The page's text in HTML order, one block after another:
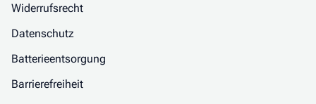
Widerrufsrecht
Datenschutz
Batterieentsorgung
Barrierefreiheit